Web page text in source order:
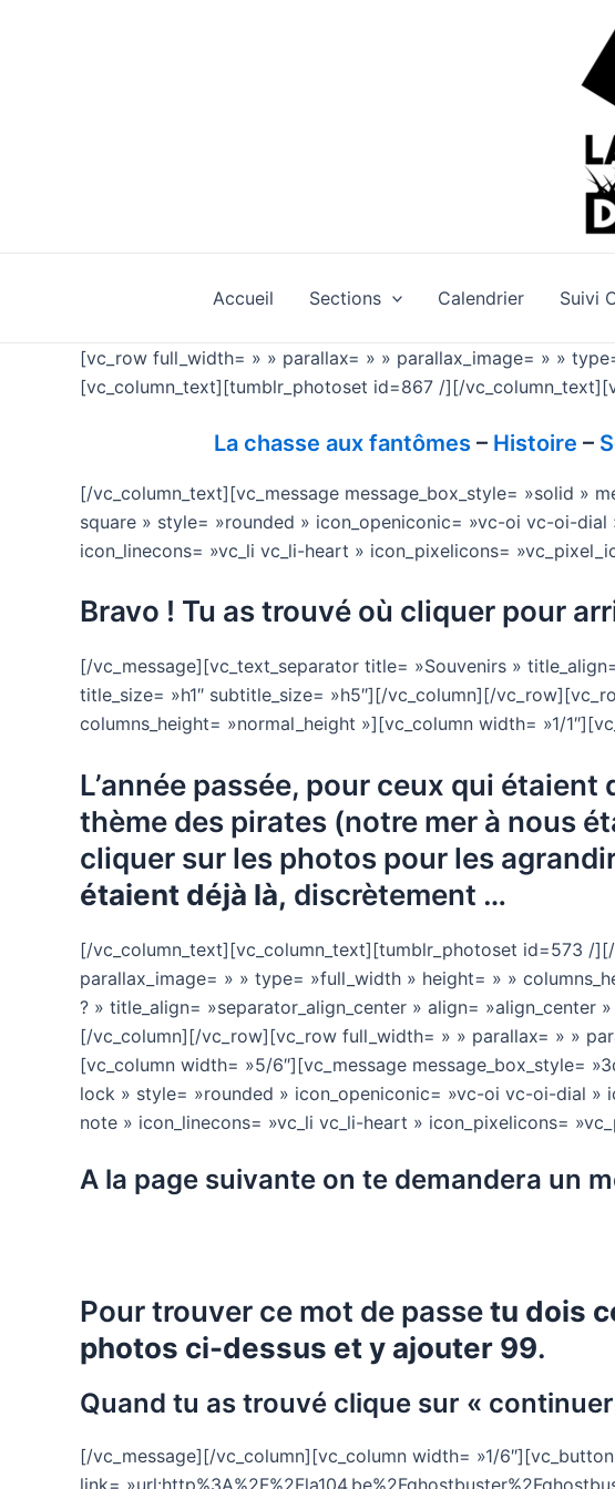
Accueil Sections Calendrier Suivi
[vc_row full_width= » » parallax= » » parallax_image= » »
[vc_column_text][tumblr_photoset id=867 /][/
La chasse aux fantômes– Histoire –
[/vc_column_text][vc_message message_box_style= »solid »
square » style= »rounded » icon_openiconic= »vc-oi vc-oi-
icon_linecons= »vc_li vc_li-heart » icon_pixelicons=
Bravo ! Tu as trouvé où cliquer pour
[/vc_message][vc_text_separator title= »Souvenirs »
title_size= »h1″ subtitle_size= »h5″][/vc_column][/
columns_height= »normal_height »][vc_column width= »1/
L’année passée, pour ceux qui
thème des pirates (notre mer à nous
cliquer sur les photos pour les
étaient déjà là, discrètement …
[/vc_column_text][vc_column_text][tumblr_photoset id=573 /
parallax_image= » » type= »full_width » height= » »
? » title_align= »separator_align_center » align= »align_center
[/vc_column][/vc_row][vc_row full_width= » » parallax= » »
[vc_column width= »5/6″][vc_message message_box_style=
lock » style= »rounded » icon_openiconic= »vc-oi vc-oi-dial
note » icon_linecons= »vc_li vc_li-heart » icon_pixelicons=
A la page suivante on te demandera un
Pour trouver ce mot de passetu dois
photos ci-dessus et y ajouter 99.
Quand tu as trouvé clique sur «
[/vc_message][/vc_column][vc_column width= »1/